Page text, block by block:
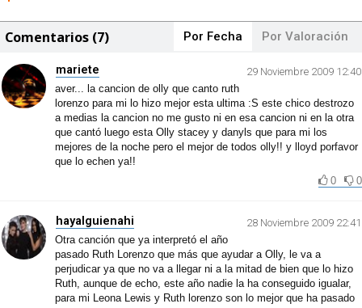
Comentarios (7) Por Fecha Por Valoración
mariete
29 Noviembre 2009 12:40
aver... la cancion de olly que canto ruth
lorenzo para mi lo hizo mejor esta ultima :S este chico destrozo
a medias la cancion no me gusto ni en esa cancion ni en la otra
que cantó luego esta Olly stacey y danyls que para mi los
mejores de la noche pero el mejor de todos olly!! y lloyd porfavor
que lo echen ya!!
0
0
hayalguienahi
28 Noviembre 2009 22:41
Otra canción que ya interpretó el año
pasado Ruth Lorenzo que más que ayudar a Olly, le va a
perjudicar ya que no va a llegar ni a la mitad de bien que lo hizo
Ruth, aunque de echo, este año nadie la ha conseguido igualar,
para mi Leona Lewis y Ruth lorenzo son lo mejor que ha pasado